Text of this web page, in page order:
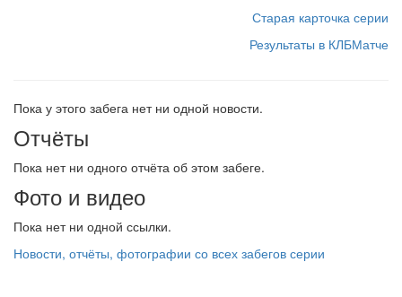
Старая карточка серии
Результаты в КЛБМатче
Пока у этого забега нет ни одной новости.
Отчёты
Пока нет ни одного отчёта об этом забеге.
Фото и видео
Пока нет ни одной ссылки.
Новости, отчёты, фотографии со всех забегов серии